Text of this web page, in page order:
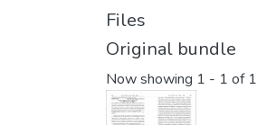
Files
Original bundle
Now showing 1 - 1 of 1